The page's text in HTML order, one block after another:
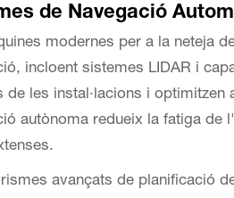
de Navegació
modernes per a la neteja
incloent sistemes LIDAR i
de les instal·lacions i
autònoma redueix la fatiga de
avançats de planificació